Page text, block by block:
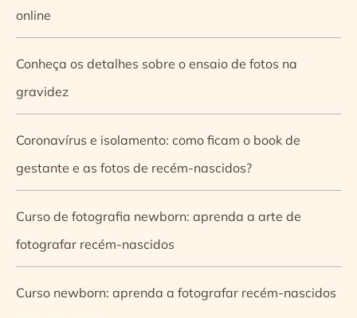
online
Conheça os detalhes sobre o ensaio de fotos na
gravidez
Coronavírus e isolamento: como ficam o book de
gestante e as fotos de recém-nascidos?
Curso de fotografia newborn: aprenda a arte de
fotografar recém-nascidos
Curso newborn: aprenda a fotografar recém-nascidos